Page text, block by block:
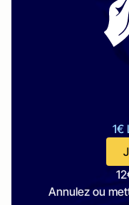
1€
Annulez ou